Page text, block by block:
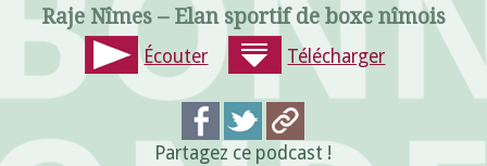
Raje Nîmes – Elan sportif de boxe nîmois
Écouter Télécharger
Partagez ce podcast !